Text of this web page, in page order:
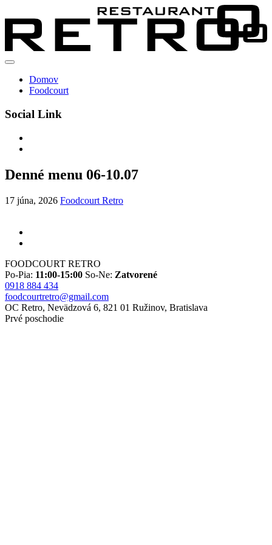
Domov
Foodcourt
Social Link
Denné menu 06-10.07
17 júna, 2026 Foodcourt Retro
FOODCOURT RETRO
Po-Pia: 11:00-15:00 So-Ne: Zatvorené
0918 884 434
foodcourtretro@gmail.com
OC Retro, Nevädzová 6, 821 01 Ružinov, Bratislava
Prvé poschodie